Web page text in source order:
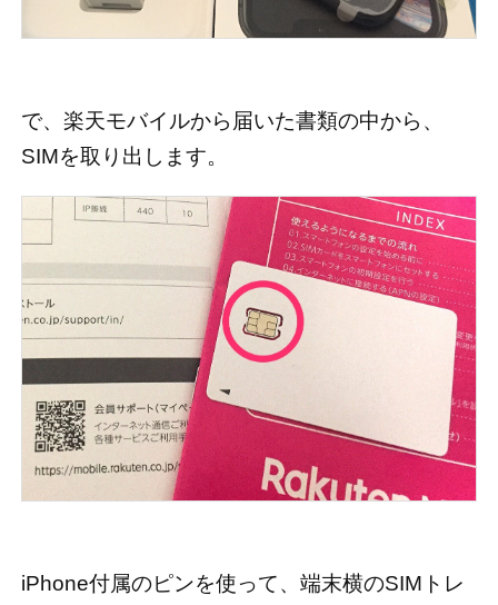
で、楽天モバイルから届いた書類の中から、
SIMを取り出します。
iPhone付属のピンを使って、端末横のSIMトレ